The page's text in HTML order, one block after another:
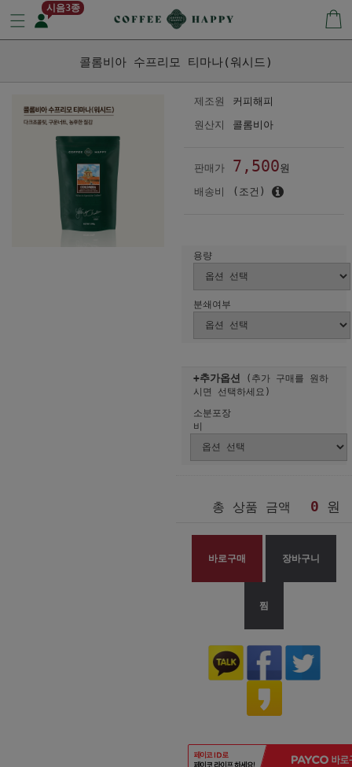
시음3종
콜롬비아 수프리모 티마나(워시드)
제조원
커피해피
원산지
콜롬비아
판매가 7,500원
배송비
(조건)
용량
분쇄여부
+추가옵션
(추가 구매를 원하
시면 선택하세요)
소분포장
비
총 상품 금액 0 원
바로구매 장바구니
찜